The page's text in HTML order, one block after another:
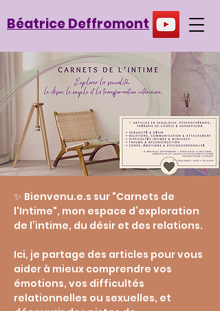
Béatrice Deffromont
✨ Bienvenu.e.s sur "Carnets de
l'Intime", mon espace d’exploration
de l’intime, du désir et des relations.
Ici, je partage des articles pour vous
aider à mieux comprendre vos
émotions, vos difficultés
relationnelles ou sexuelles, et